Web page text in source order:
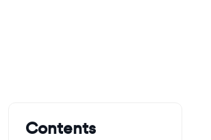
Contents